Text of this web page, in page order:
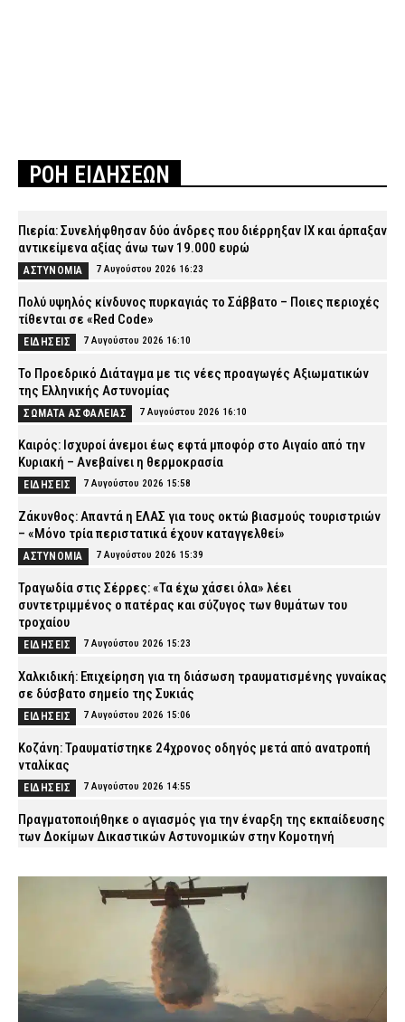
ΡΟΗ ΕΙΔΗΣΕΩΝ
Πιερία: Συνελήφθησαν δύο άνδρες που διέρρηξαν ΙΧ και άρπαξαν
αντικείμενα αξίας άνω των 19.000 ευρώ
ΑΣΤΥΝΟΜΙΑ 7 Αυγούστου 2026 16:23
Πολύ υψηλός κίνδυνος πυρκαγιάς το Σάββατο – Ποιες περιοχές
τίθενται σε «Red Code»
ΕΙΔΗΣΕΙΣ 7 Αυγούστου 2026 16:10
Το Προεδρικό Διάταγμα με τις νέες προαγωγές Αξιωματικών
της Ελληνικής Αστυνομίας
ΣΩΜΑΤΑ ΑΣΦΑΛΕΙΑΣ 7 Αυγούστου 2026 16:10
Καιρός: Ισχυροί άνεμοι έως εφτά μποφόρ στο Αιγαίο από την
Κυριακή – Ανεβαίνει η θερμοκρασία
ΕΙΔΗΣΕΙΣ 7 Αυγούστου 2026 15:58
Ζάκυνθος: Απαντά η ΕΛΑΣ για τους οκτώ βιασμούς τουριστριών
– «Μόνο τρία περιστατικά έχουν καταγγελθεί»
ΑΣΤΥΝΟΜΙΑ 7 Αυγούστου 2026 15:39
Τραγωδία στις Σέρρες: «Τα έχω χάσει όλα» λέει
συντετριμμένος ο πατέρας και σύζυγος των θυμάτων του
τροχαίου
ΕΙΔΗΣΕΙΣ 7 Αυγούστου 2026 15:23
Χαλκιδική: Επιχείρηση για τη διάσωση τραυματισμένης γυναίκας
σε δύσβατο σημείο της Συκιάς
ΕΙΔΗΣΕΙΣ 7 Αυγούστου 2026 15:06
Κοζάνη: Τραυματίστηκε 24χρονος οδηγός μετά από ανατροπή
νταλίκας
ΕΙΔΗΣΕΙΣ 7 Αυγούστου 2026 14:55
Πραγματοποιήθηκε ο αγιασμός για την έναρξη της εκπαίδευσης
των Δοκίμων Δικαστικών Αστυνομικών στην Κομοτηνή
Τροχαίο με δύο νεκρούς στις Σέρρες: «Έχασε τον έλεγχο του ΙΧ,
δεν τον πρόλαβα και έπεσε πάνω μου», λέει ο οδηγός του
7 Αυγούστου 2026 14:28
Πυρόπληκτοι: Τι προβλέπεται για τις αποζημιώσεις σε
«πράσινα», «κίτρινα» και «κόκκινα» σπίτια